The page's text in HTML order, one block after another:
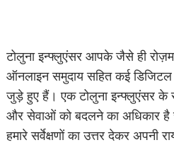
टोलुना इन्फ्लुएंसर आपके जैसे ही
ऑनलाइन समुदाय सहित कई डिजिटल
जुड़े हुए हैं। एक टोलुना इन्फ्लुएंसर के
और सेवाओं को बदलने का अधिकार है
हमारे सर्वेक्षणों का उत्तर देकर अपनी